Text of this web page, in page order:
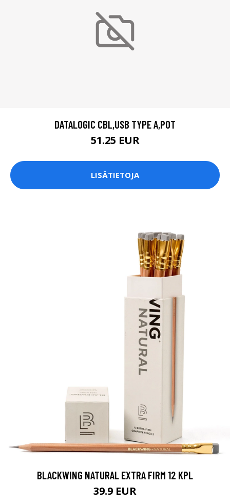
DATALOGIC CBL,USB TYPE A,POT
51.25 EUR
LISÄTIETOJA
BLACKWING NATURAL EXTRA FIRM 12 KPL
39.9 EUR